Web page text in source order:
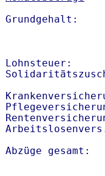
Lohnsteuer:
Abzüge